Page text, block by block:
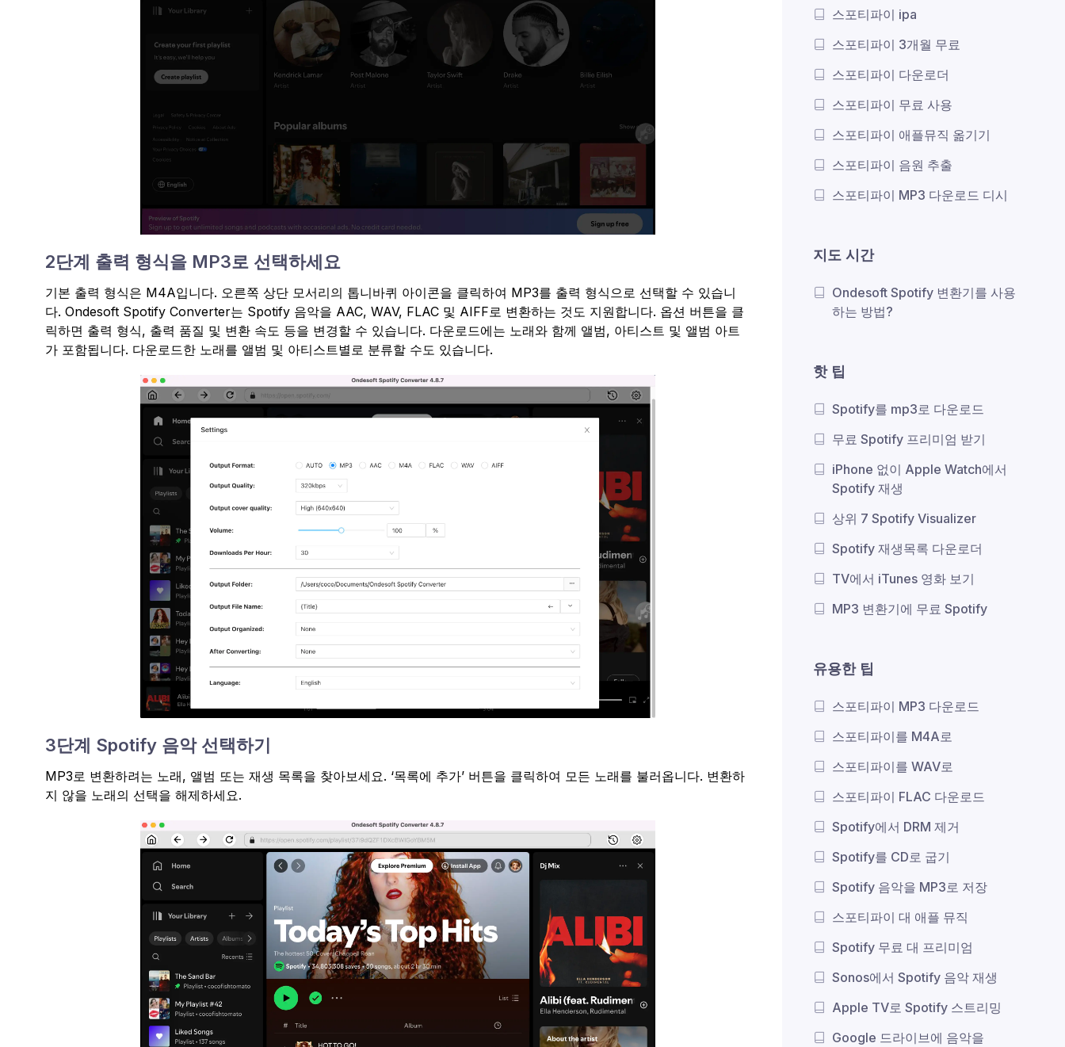
2단계 출력 형식을 MP3로 선택하세요
기본 출력 형식은 M4A입니다. 오른쪽 상단 모서리의 톱니바퀴 아이콘을 클릭하여 MP3를 출력 형식으로 선택할 수 있습니
다. Ondesoft Spotify Converter는 Spotify 음악을 AAC, WAV, FLAC 및 AIFF로 변환하는 것도 지원합니다. 옵션 버튼을 클
릭하면 출력 형식, 출력 품질 및 변환 속도 등을 변경할 수 있습니다. 다운로드에는 노래와 함께 앨범, 아티스트 및 앨범 아트
가 포함됩니다. 다운로드한 노래를 앨범 및 아티스트별로 분류할 수도 있습니다.
3단계 Spotify 음악 선택하기
MP3로 변환하려는 노래, 앨범 또는 재생 목록을 찾아보세요. ‘목록에 추가’ 버튼을 클릭하여 모든 노래를 불러옵니다. 변환하
지 않을 노래의 선택을 해제하세요.
스포티파이 ipa
스포티파이 3개월 무료
스포티파이 다운로더
스포티파이 무료 사용
스포티파이 애플뮤직 옮기기
스포티파이 음원 추출
스포티파이 MP3 다운로드 디시
지도 시간
Ondesoft Spotify 변환기를 사용
하는 방법?
핫 팁
Spotify를 mp3로 다운로드
무료 Spotify 프리미엄 받기
iPhone 없이 Apple Watch에서
Spotify 재생
상위 7 Spotify Visualizer
Spotify 재생목록 다운로더
TV에서 iTunes 영화 보기
MP3 변환기에 무료 Spotify
유용한 팁
스포티파이 MP3 다운로드
스포티파이를 M4A로
스포티파이를 WAV로
스포티파이 FLAC 다운로드
Spotify에서 DRM 제거
Spotify를 CD로 굽기
Spotify 음악을 MP3로 저장
스포티파이 대 애플 뮤직
Spotify 무료 대 프리미엄
Sonos에서 Spotify 음악 재생
Apple TV로 Spotify 스트리밍
Google 드라이브에 음악을